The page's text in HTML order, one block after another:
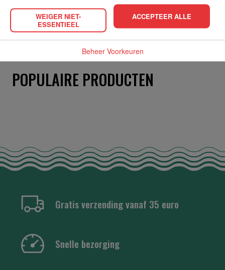
OVERIGE INFORMATIE
POPULAIRE PRODUCTEN
Gratis verzending vanaf 35 euro
Snelle bezorging
WEIGER NIET-
ESSENTIEEL
ACCEPTEER ALLE
Beheer Voorkeuren